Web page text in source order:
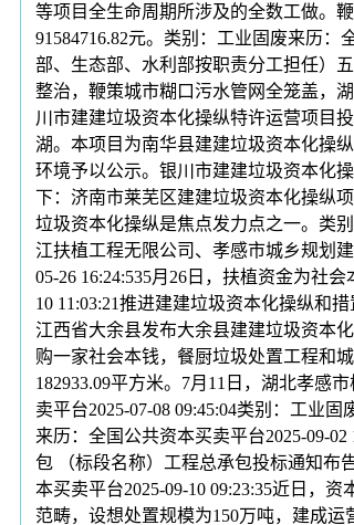
等项目全生命周期所涉及的全数工做。
91584716.82元。类别：工业固废来历：
部、生态部、水利部按职责分工担任）
整治，鞭策城市糊口污水管网全笼盖，
川市建建垃圾资本化操纵特许运营项目
湖。本项目为南华县建建垃圾资本化操
环境予以公示。银川市建建垃圾资本化
下：济南市莱芜区建建垃圾资本化操纵
垃圾资本化操纵是焦点发力点之一。类
江扶植工程无限公司、孝感市城乡规划
05-26 16:24:535月26日，扶植资金为社
10 11:03:21推进建建垃圾资本化操纵和
江西省大余县发布大余县建建垃圾资本
购一家社会本钱，餐厨垃圾处置工程和
182933.09平方米。7月11日，湖北孝感
卖平台2025-07-08 09:45:04类别：工业
来历：全国公共资本买卖平台2025-09-
包 （标段名称）工程总承包投标通知布
本买卖平台2025-09-10 09:23:35近日，
范畴，设想处置规模为150万吨，建成